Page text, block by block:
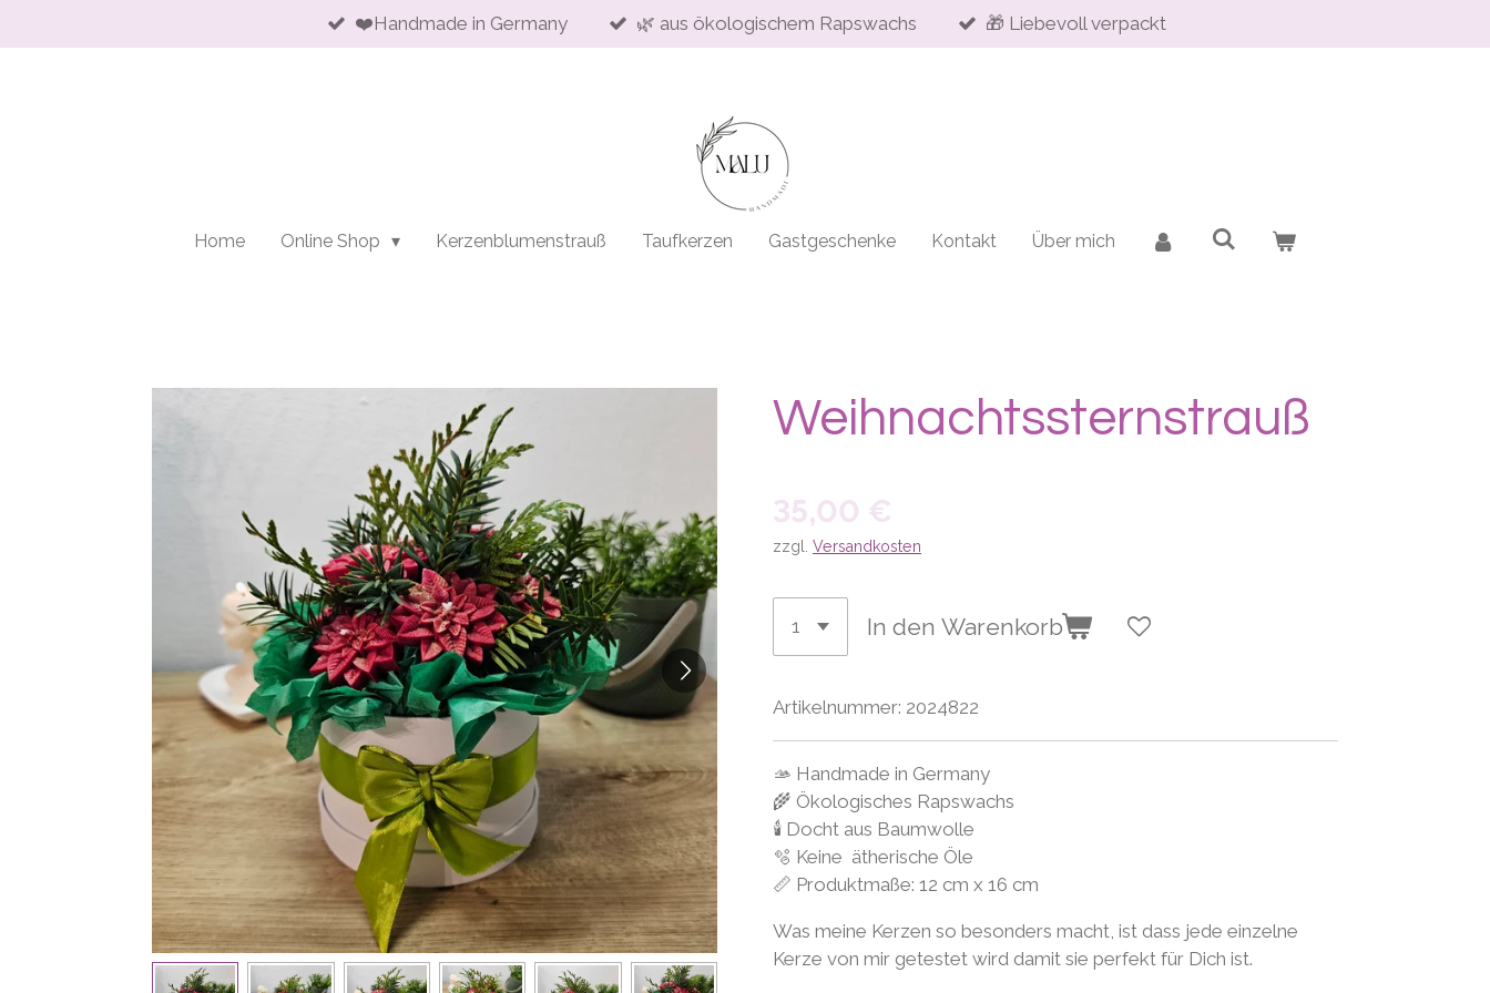
Hauptinhalt
❤️Handmade in Germany 🌿 aus ökologischem Rapswachs 🎁 Liebevoll verpackt
Home Online Shop Kerzenblumenstrauß Taufkerzen Gastgeschenke Kontakt Über mich
Weihnachtssternstrauß
35,00 €
zzgl. Versandkosten
In den Warenkorb
Artikelnummer: 2024822
🫴 Handmade in Germany
🌾 Ökologisches Rapswachs
🕯 Docht aus Baumwolle
🫧 Keine ätherische Öle
📏 Produktmaße: 12 cm x 16 cm
Was meine Kerzen so besonders macht, ist dass jede einzelne
Kerze von mir getestet wird damit sie perfekt für Dich ist.